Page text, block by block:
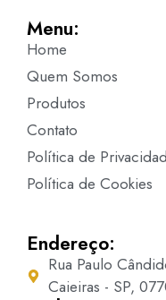
Menu:
Home
Quem Somos
Produtos
Contato
Política de
Política de Cookies
Endereço:
Rua Paulo
Caieiras - SP,